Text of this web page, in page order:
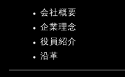
会社概要
企業理念
役員紹介
沿革